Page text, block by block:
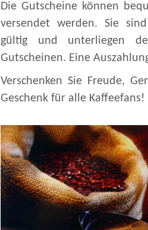
Die Gutscheine können
versendet werden. Sie
gültig und unterliegen
Gutscheinen. Eine
Verschenken Sie Freude,
Geschenk für alle Kaffeefans!